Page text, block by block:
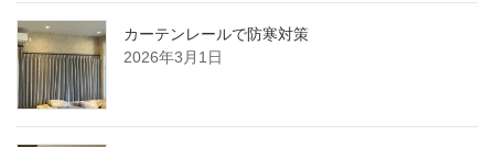
カーテンレールで防寒対策
2026年3月1日